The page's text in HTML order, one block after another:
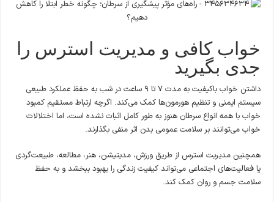
خواب کافی و مدیریت استرس را
جدی بگیرید
داشتن خواب باکیفیت به مدت ۷ تا ۹ ساعت در شب به حفظ عملکرد طبیعی
سیستم ایمنی و تنظیم هورمون‌ها کمک می‌کند. اگرچه ارتباط مستقیم کمبود
خواب با همه انواع سرطان هنوز به طور کامل اثبات نشده است، اما اختلالات
خواب می‌توانند بر سلامت عمومی بدن اثر منفی بگذارند.
همچنین مدیریت استرس از طریق ورزش، مدیتیشن، هنر، مطالعه، طبیعت‌گردی
یا فعالیت‌های اجتماعی می‌تواند کیفیت زندگی را بهبود ببخشد و به حفظ
سلامت جسم و روان کمک کند.